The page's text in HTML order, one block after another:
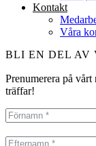
Kontakt
Våra
BLI EN DEL AV
Prenumerera på
träffar!